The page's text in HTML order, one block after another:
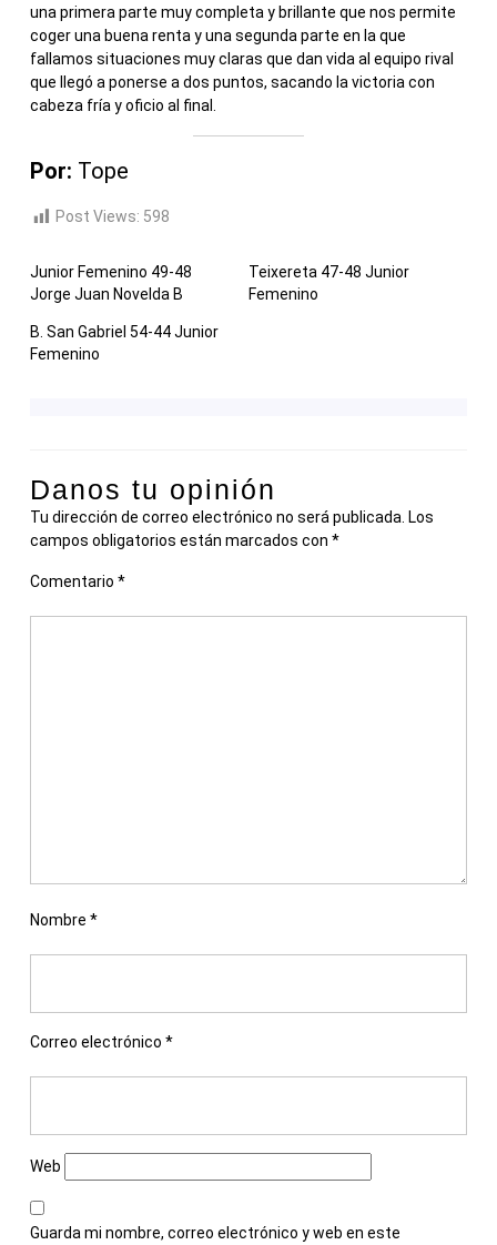
una primera parte muy completa y brillante que nos permite
coger una buena renta y una segunda parte en la que
fallamos situaciones muy claras que dan vida al equipo rival
que llegó a ponerse a dos puntos, sacando la victoria con
cabeza fría y oficio al final.
Por: Tope
Post Views: 598
Junior Femenino 49-48
Jorge Juan Novelda B
Teixereta 47-48 Junior
Femenino
B. San Gabriel 54-44 Junior
Femenino
Danos tu opinión
Tu dirección de correo electrónico no será publicada. Los
campos obligatorios están marcados con *
Comentario *
Nombre *
Correo electrónico *
Web
Guarda mi nombre, correo electrónico y web en este